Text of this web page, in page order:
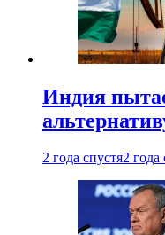
Индия
2 года спустя2 года